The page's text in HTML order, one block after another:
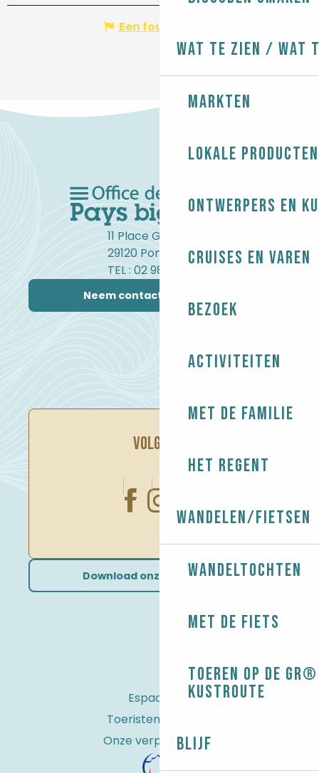
Wat te zien / Wat
Markten
Lokale producten
Ontwerpers en
Cruises en varen
Bezoek
Activiteiten
Met de familie
Het regent
Wandelen/Fietsen
Wandeltochten
Met de fiets
Toeren op de
kustroute
Blijf
Een fout melden
11 Place Gambetta
29120 Pont-l'Abbé
TEL : 02 98 82 37 99
Neem contact met ons op
VOLG ONS
Download onze brochures
Espace Pro
Toeristenbelasting
Onze verplichtingen